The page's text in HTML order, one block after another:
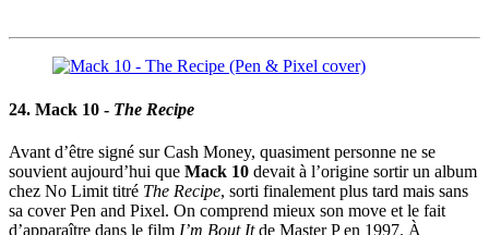
24. Mack 10 - The Recipe
Avant d’être signé sur Cash Money, quasiment personne ne se
souvient aujourd’hui que Mack 10 devait à l’origine sortir un album
chez No Limit titré The Recipe, sorti finalement plus tard mais sans
sa cover Pen and Pixel. On comprend mieux son move et le fait
d’apparaître dans le film I’m Bout Itde Master P en 1997. À